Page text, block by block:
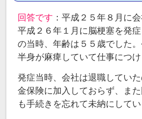
回答です ：平成２５年８月に
平成２６年１月に脳梗塞を発
の当時、年齢は５５歳でした
半身が麻痺していて仕事につけ
発症当時、会社は退職してい
金保険に加入しておらず、ま
も手続きを忘れて未納にしてい